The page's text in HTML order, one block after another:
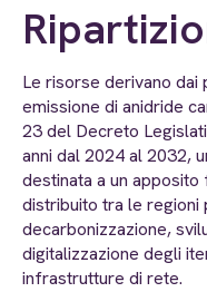
Le risorse derivano
emissione di anidride
23 del Decreto
anni dal 2024 al 2032,
destinata a un
distribuito tra le regioni
decarbonizzazione,
digitalizzazione degli
infrastrutture di rete.